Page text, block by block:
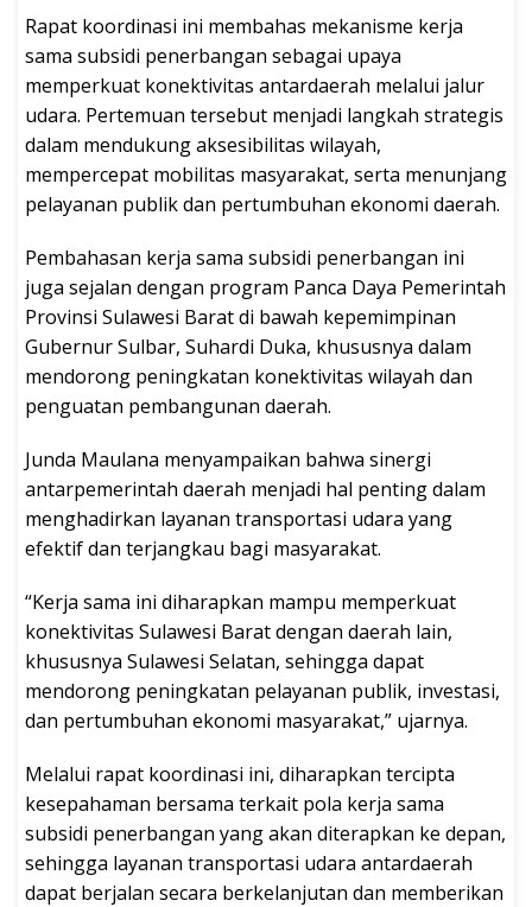
Rapat koordinasi ini membahas mekanisme kerja
sama subsidi penerbangan sebagai upaya
memperkuat konektivitas antardaerah melalui jalur
udara. Pertemuan tersebut menjadi langkah strategis
dalam mendukung aksesibilitas wilayah,
mempercepat mobilitas masyarakat, serta menunjang
pelayanan publik dan pertumbuhan ekonomi daerah.
Pembahasan kerja sama subsidi penerbangan ini
juga sejalan dengan program Panca Daya Pemerintah
Provinsi Sulawesi Barat di bawah kepemimpinan
Gubernur Sulbar, Suhardi Duka, khususnya dalam
mendorong peningkatan konektivitas wilayah dan
penguatan pembangunan daerah.
Junda Maulana menyampaikan bahwa sinergi
antarpemerintah daerah menjadi hal penting dalam
menghadirkan layanan transportasi udara yang
efektif dan terjangkau bagi masyarakat.
“Kerja sama ini diharapkan mampu memperkuat
konektivitas Sulawesi Barat dengan daerah lain,
khususnya Sulawesi Selatan, sehingga dapat
mendorong peningkatan pelayanan publik, investasi,
dan pertumbuhan ekonomi masyarakat,” ujarnya.
Melalui rapat koordinasi ini, diharapkan tercipta
kesepahaman bersama terkait pola kerja sama
subsidi penerbangan yang akan diterapkan ke depan,
sehingga layanan transportasi udara antardaerah
dapat berjalan secara berkelanjutan dan memberikan